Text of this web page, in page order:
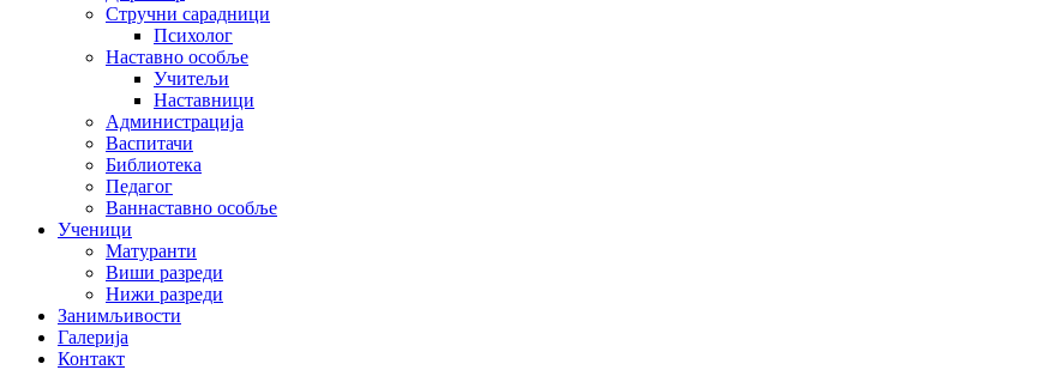
Стручни сарадници
Психолог
Наставно особље
Учитељи
Наставници
Администрација
Васпитачи
Библиотека
Педагог
Ваннаставно особље
Ученици
Матуранти
Виши разреди
Нижи разреди
Занимљивости
Галерија
Контакт